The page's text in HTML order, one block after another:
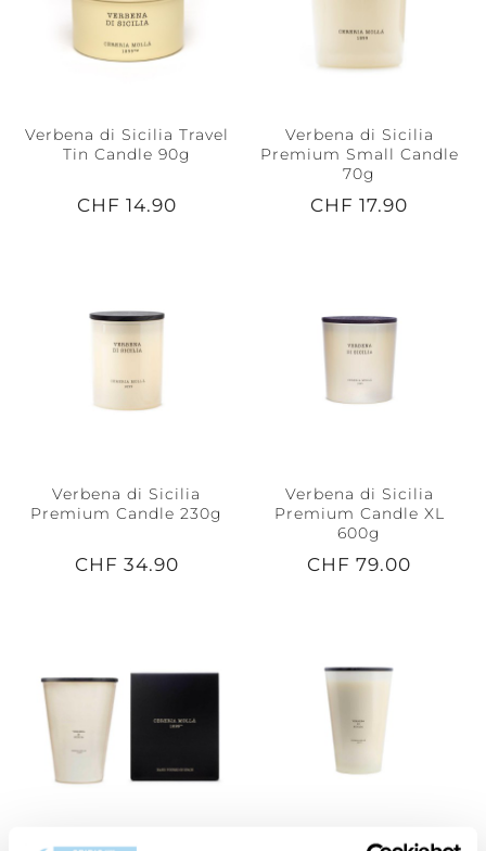
Verbena di Sicilia Travel
Tin Candle 90g
CHF 14.90
Verbena di Sicilia
Premium Small Candle
70g
CHF 17.90
Verbena di Sicilia
Premium Candle 230g
CHF 34.90
Verbena di Sicilia
Premium Candle XL
600g
CHF 79.00